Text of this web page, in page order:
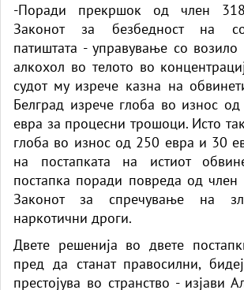
-Поради прекршок од член
Законот за безбедност на
патиштата - управување со возило
алкохол во телото во
судот му изрече казна на
Белград изрече глоба во износ
евра за процесни трошоци. Исто
глоба во износ од 250 евра и 30
на постапката на истиот
постапка поради повреда од член
Законот за спречување на
наркотични дроги.
Двете решенија во двете
пред да станат правосилни,
престојува во странство - изјави